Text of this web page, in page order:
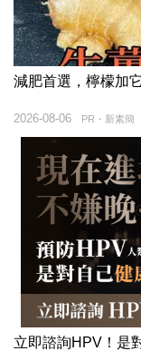
減肥首選，檸檬加
PR・新素簡
2026-08-06
立即諮詢HPV！是